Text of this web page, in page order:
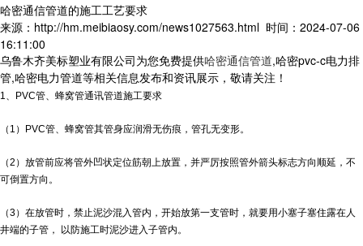
哈密通信管道的施工工艺要求
来源：http://hm.meibiaosy.com/news1027563.html 时间：2024-07-06
16:11:00
乌鲁木齐美标塑业有限公司为您免费提供哈密通信管道,哈密pvc-c电力排
管,哈密电力管道等相关信息发布和资讯展示，敬请关注！
1、PVC管、蜂窝管通讯管道施工要求
（1）PVC管、蜂窝管其管身应润滑无伤痕，管孔无变形。
（2）放管前应将管外凹状定位筋朝上放置，并严厉按照管外箭头标志方向顺延，不
可倒置方向。
（3）在放管时，禁止泥沙混入管内，开始放第一支管时，就要用小塞子塞住露在人
井端的子管， 以防施工时泥沙进入子管内。